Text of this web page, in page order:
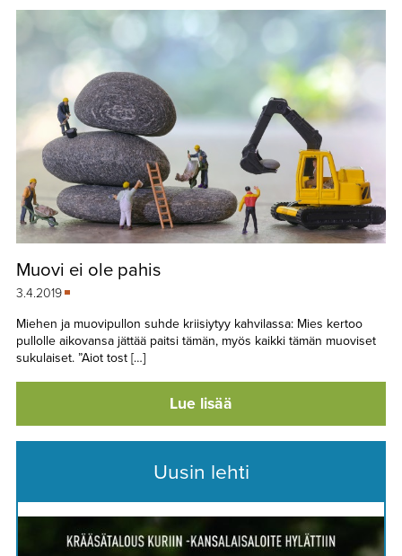
Muovi ei ole pahis
3.4.2019
Miehen ja muovipullon suhde kriisiytyy kahvilassa: Mies kertoo
pullolle aikovansa jättää paitsi tämän, myös kaikki tämän muoviset
sukulaiset. ”Aiot tost […]
Lue lisää
Uusin lehti